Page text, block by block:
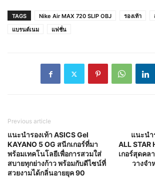
TAGS Nike Air MAX 720 SLIP OBJ รองเท้า
แบรนด์เนม
แฟชั่น
Previous article
แนะนำรองเท้า ASICS Gel
KAYANO 5 OG สนีกเกอร์ที่มา
พร้อมเทคโนโลยีเพื่อการสวมใส่
สบายทุกย่างก้าว พร้อมกับดีไซน์ที่
สวยงามได้กลิ่นอายยุค 90
แนะนำ
ALL STAR
เกอร์สุดคล
วางจำ